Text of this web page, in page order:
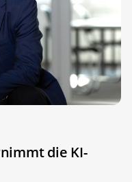
die KI-